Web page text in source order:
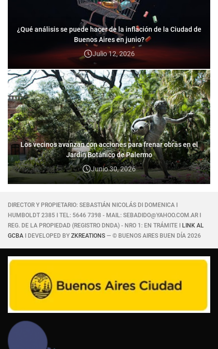
¿Qué análisis se puede hacer de la inflación de la Ciudad de
Buenos Aires en junio?
Julio 12, 2026
Los vecinos avanzan con acciones para frenar obras en el
Jardín Botánico de Palermo
Junio 30, 2026
DIRECTOR Y PROPIETARIO: SEBASTIÁN NICOLÁS DI DOMENICA I
HUMBOLDT 2385 I TEL: 5646 7398 - MAIL: SEBADIDO@YAHOO.COM.AR I
REG. DE LA PROPIEDAD (REGISTRO DNDA) - NRO 1: EN TRÁMITE I
LINK AL
GCBA I DEVELOPED BY ZKREATIONS — © BUENOS AIRES BUEN DÍA 2026